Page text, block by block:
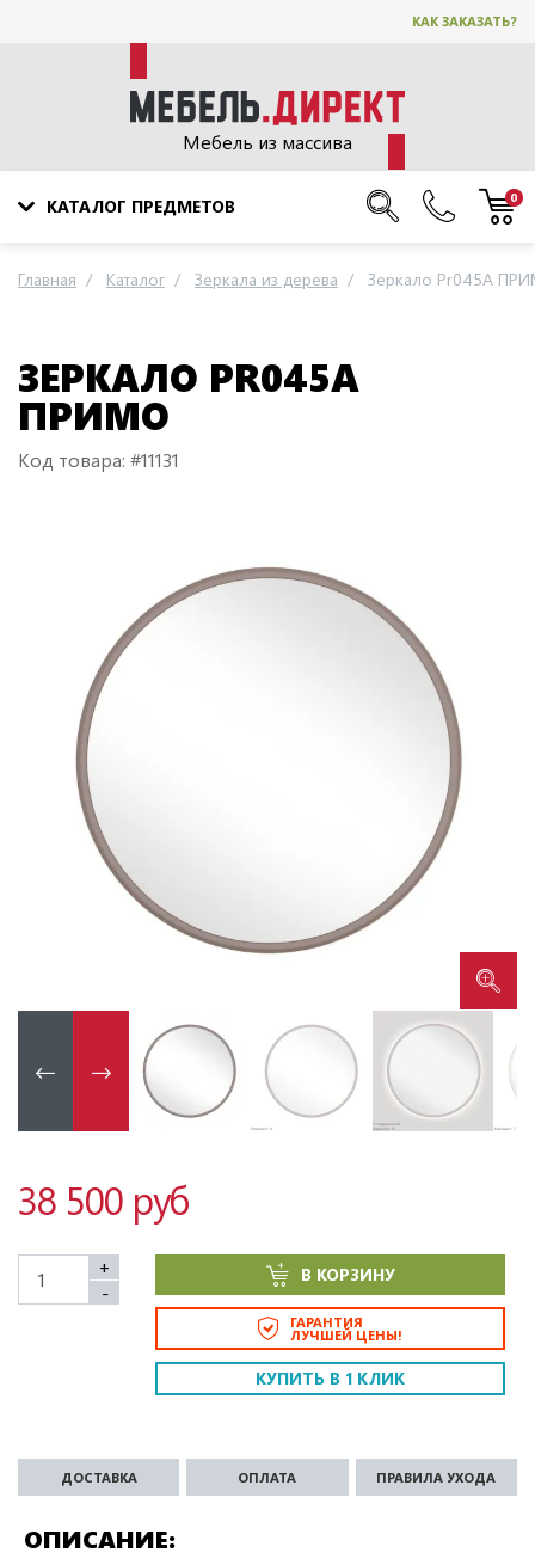
КАК ЗАКАЗАТЬ?
Мебель из массива
КАТАЛОГ ПРЕДМЕТОВ 0
Главная Каталог Зеркала из дерева Зеркало Pr045A
ЗЕРКАЛО PR045A
ПРИМО
Код товара: #11131
38 500 руб
+
-
В КОРЗИНУ
ГАРАНТИЯ
ЛУЧШЕЙ ЦЕНЫ!
КУПИТЬ В 1 КЛИК
ОПИСАНИЕ
ДОСТАВКА ОПЛАТА ПРАВИЛА УХОДА